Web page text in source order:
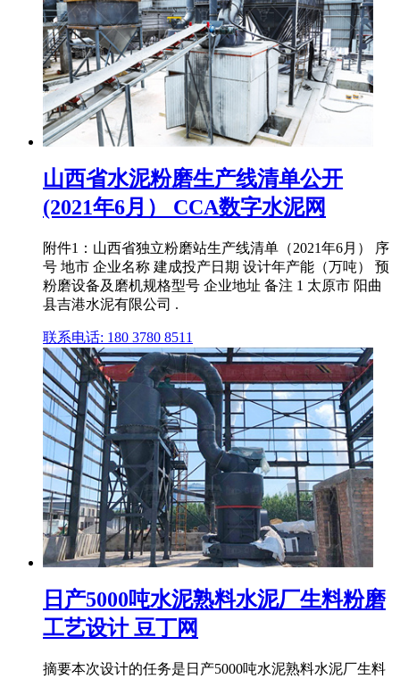
山西省水泥粉磨生产线清单公开
(2021年6月） CCA数字水泥网
附件1：山西省独立粉磨站生产线清单（2021年6月） 序
号 地市 企业名称 建成投产日期 设计年产能（万吨） 预
粉磨设备及磨机规格型号 企业地址 备注 1 太原市 阳曲
县吉港水泥有限公司 .
联系电话: 180 3780 8511
日产5000吨水泥熟料水泥厂生料粉磨
工艺设计 豆丁网
摘要本次设计的任务是日产5000吨水泥熟料水泥厂生料